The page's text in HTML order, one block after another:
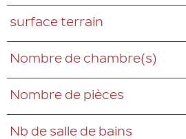
surface terrain
Nombre de chambre(s)
Nombre de pièces
Nb de salle de bains